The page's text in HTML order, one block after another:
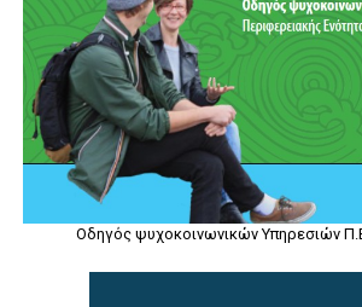
Οδηγός ψυχοκοινωνικών Υπηρεσιών